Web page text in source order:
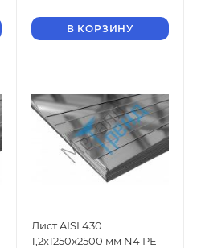
В КОРЗИНУ
Лист AISI 430
1,2x1250x2500 мм N4 РЕ